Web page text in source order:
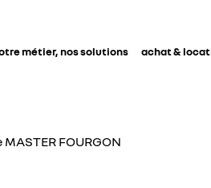
métier, nos solutions achat &
FOURGON